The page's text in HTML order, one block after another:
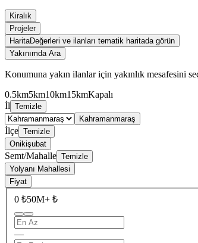
Kiralık
Projeler
HaritaDeğerleri ve ilanları tematik haritada görün
Yakınımda Ara
Konumuna yakın ilanlar için yakınlık mesafesini
0.5km5km10km15kmKapalı
İl Temizle
Kahramanmaraş
İlçe Temizle
Onikişubat
Semt/Mahalle Temizle
Yolyanı Mahallesi
Fiyat
0 ₺50M+ ₺
—